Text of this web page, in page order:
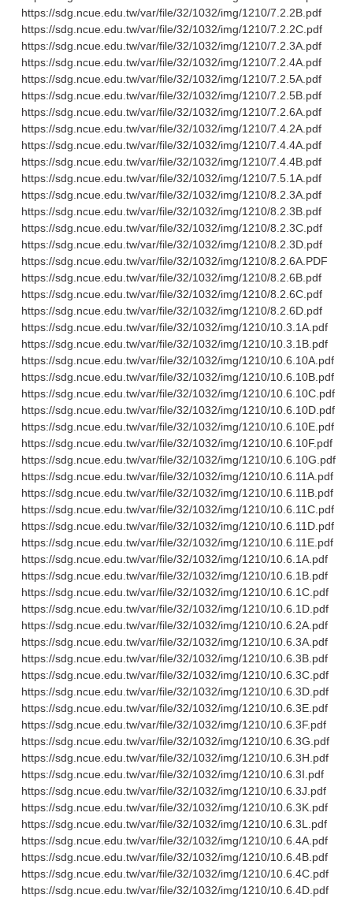
https://sdg.ncue.edu.tw/var/file/32/1032/img/1210/7.2.2B.pdf
https://sdg.ncue.edu.tw/var/file/32/1032/img/1210/7.2.2C.pdf
https://sdg.ncue.edu.tw/var/file/32/1032/img/1210/7.2.3A.pdf
https://sdg.ncue.edu.tw/var/file/32/1032/img/1210/7.2.4A.pdf
https://sdg.ncue.edu.tw/var/file/32/1032/img/1210/7.2.5A.pdf
https://sdg.ncue.edu.tw/var/file/32/1032/img/1210/7.2.5B.pdf
https://sdg.ncue.edu.tw/var/file/32/1032/img/1210/7.2.6A.pdf
https://sdg.ncue.edu.tw/var/file/32/1032/img/1210/7.4.2A.pdf
https://sdg.ncue.edu.tw/var/file/32/1032/img/1210/7.4.4A.pdf
https://sdg.ncue.edu.tw/var/file/32/1032/img/1210/7.4.4B.pdf
https://sdg.ncue.edu.tw/var/file/32/1032/img/1210/7.5.1A.pdf
https://sdg.ncue.edu.tw/var/file/32/1032/img/1210/8.2.3A.pdf
https://sdg.ncue.edu.tw/var/file/32/1032/img/1210/8.2.3B.pdf
https://sdg.ncue.edu.tw/var/file/32/1032/img/1210/8.2.3C.pdf
https://sdg.ncue.edu.tw/var/file/32/1032/img/1210/8.2.3D.pdf
https://sdg.ncue.edu.tw/var/file/32/1032/img/1210/8.2.6A.PDF
https://sdg.ncue.edu.tw/var/file/32/1032/img/1210/8.2.6B.pdf
https://sdg.ncue.edu.tw/var/file/32/1032/img/1210/8.2.6C.pdf
https://sdg.ncue.edu.tw/var/file/32/1032/img/1210/8.2.6D.pdf
https://sdg.ncue.edu.tw/var/file/32/1032/img/1210/10.3.1A.pdf
https://sdg.ncue.edu.tw/var/file/32/1032/img/1210/10.3.1B.pdf
https://sdg.ncue.edu.tw/var/file/32/1032/img/1210/10.6.10A.pdf
https://sdg.ncue.edu.tw/var/file/32/1032/img/1210/10.6.10B.pdf
https://sdg.ncue.edu.tw/var/file/32/1032/img/1210/10.6.10C.pdf
https://sdg.ncue.edu.tw/var/file/32/1032/img/1210/10.6.10D.pdf
https://sdg.ncue.edu.tw/var/file/32/1032/img/1210/10.6.10E.pdf
https://sdg.ncue.edu.tw/var/file/32/1032/img/1210/10.6.10F.pdf
https://sdg.ncue.edu.tw/var/file/32/1032/img/1210/10.6.10G.pdf
https://sdg.ncue.edu.tw/var/file/32/1032/img/1210/10.6.11A.pdf
https://sdg.ncue.edu.tw/var/file/32/1032/img/1210/10.6.11B.pdf
https://sdg.ncue.edu.tw/var/file/32/1032/img/1210/10.6.11C.pdf
https://sdg.ncue.edu.tw/var/file/32/1032/img/1210/10.6.11D.pdf
https://sdg.ncue.edu.tw/var/file/32/1032/img/1210/10.6.11E.pdf
https://sdg.ncue.edu.tw/var/file/32/1032/img/1210/10.6.1A.pdf
https://sdg.ncue.edu.tw/var/file/32/1032/img/1210/10.6.1B.pdf
https://sdg.ncue.edu.tw/var/file/32/1032/img/1210/10.6.1C.pdf
https://sdg.ncue.edu.tw/var/file/32/1032/img/1210/10.6.1D.pdf
https://sdg.ncue.edu.tw/var/file/32/1032/img/1210/10.6.2A.pdf
https://sdg.ncue.edu.tw/var/file/32/1032/img/1210/10.6.3A.pdf
https://sdg.ncue.edu.tw/var/file/32/1032/img/1210/10.6.3B.pdf
https://sdg.ncue.edu.tw/var/file/32/1032/img/1210/10.6.3C.pdf
https://sdg.ncue.edu.tw/var/file/32/1032/img/1210/10.6.3D.pdf
https://sdg.ncue.edu.tw/var/file/32/1032/img/1210/10.6.3E.pdf
https://sdg.ncue.edu.tw/var/file/32/1032/img/1210/10.6.3F.pdf
https://sdg.ncue.edu.tw/var/file/32/1032/img/1210/10.6.3G.pdf
https://sdg.ncue.edu.tw/var/file/32/1032/img/1210/10.6.3H.pdf
https://sdg.ncue.edu.tw/var/file/32/1032/img/1210/10.6.3I.pdf
https://sdg.ncue.edu.tw/var/file/32/1032/img/1210/10.6.3J.pdf
https://sdg.ncue.edu.tw/var/file/32/1032/img/1210/10.6.3K.pdf
https://sdg.ncue.edu.tw/var/file/32/1032/img/1210/10.6.3L.pdf
https://sdg.ncue.edu.tw/var/file/32/1032/img/1210/10.6.4A.pdf
https://sdg.ncue.edu.tw/var/file/32/1032/img/1210/10.6.4B.pdf
https://sdg.ncue.edu.tw/var/file/32/1032/img/1210/10.6.4C.pdf
https://sdg.ncue.edu.tw/var/file/32/1032/img/1210/10.6.4D.pdf